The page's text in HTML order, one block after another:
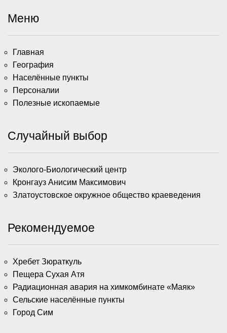
Меню
Главная
География
Населённые пункты
Персоналии
Полезные ископаемые
Случайный выбор
Эколого-Биологический центр
Кронгауз Анисим Максимович
Златоустовское окружное общество краеведения
Рекомендуемое
Хребет Зюраткуль
Пещера Сухая Атя
Радиационная авария на химкомбинате «Маяк»
Сельские населённые пункты
Город Сим